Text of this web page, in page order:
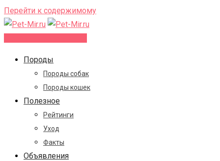
Перейти к содержимому
Породы
Породы собак
Породы кошек
Полезное
Рейтинги
Уход
Факты
Объявления